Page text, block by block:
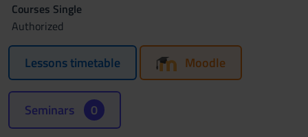
Courses Single
Authorized
Lessons timetable Moodle
Seminars 0